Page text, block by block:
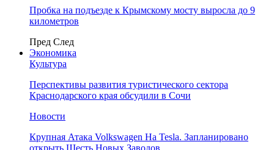
Пробка на подъезде к Крымскому мосту выросла до 9
километров
Пред След
Экономика
Культура
Перспективы развития туристического сектора
Краснодарского края обсудили в Сочи
Новости
Крупная Атака Volkswagen На Tesla. Запланировано
открыть Шесть Новых Заводов